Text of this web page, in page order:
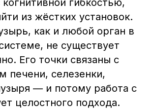
гибкостью,
из жёстких установок.
как и любой орган в
не существует
Его точки связаны с
печени, селезенки,
— и потому работа с
целостного подхода.
Партнёры института